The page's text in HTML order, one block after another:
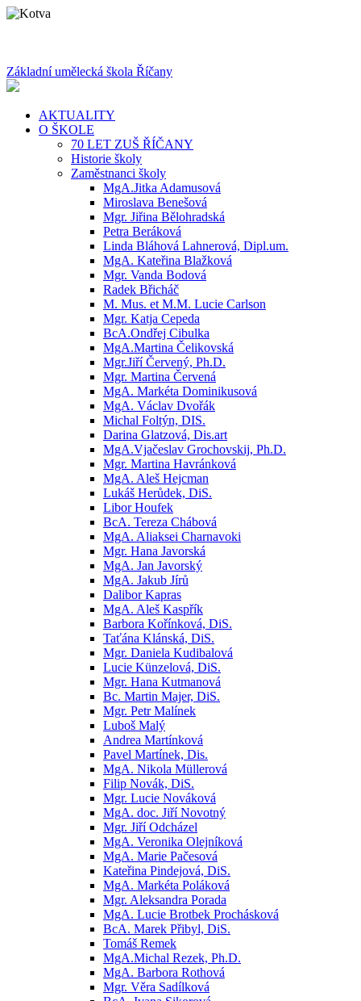
Základní umělecká škola Říčany
AKTUALITY
O ŠKOLE
70 LET ZUŠ ŘÍČANY
Historie školy
Zaměstnanci školy
MgA.Jitka Adamusová
Miroslava Benešová
Mgr. Jiřina Bělohradská
Petra Beráková
Linda Bláhová Lahnerová, Dipl.um.
MgA. Kateřina Blažková
Mgr. Vanda Bodová
Radek Břicháč
M. Mus. et M.M. Lucie Carlson
Mgr. Katja Cepeda
BcA.Ondřej Cibulka
MgA.Martina Čelikovská
Mgr.Jiří Červený, Ph.D.
Mgr. Martina Červená
MgA. Markéta Dominikusová
MgA. Václav Dvořák
Michal Foltýn, DIS.
Darina Glatzová, Dis.art
MgA.Vjačeslav Grochovskij, Ph.D.
Mgr. Martina Havránková
MgA. Aleš Hejcman
Lukáš Herůdek, DiS.
Libor Houfek
BcA. Tereza Chábová
MgA. Aliaksei Charnavoki
Mgr. Hana Javorská
MgA. Jan Javorský
MgA. Jakub Jírů
Dalibor Kapras
MgA. Aleš Kaspřík
Barbora Kořínková, DiS.
Taťána Klánská, DiS.
Mgr. Daniela Kudibalová
Lucie Künzelová, DiS.
Mgr. Hana Kutmanová
Bc. Martin Majer, DiS.
Mgr. Petr Malínek
Luboš Malý
Andrea Martínková
Pavel Martínek, Dis.
MgA. Nikola Müllerová
Filip Novák, DiS.
Mgr. Lucie Nováková
MgA. doc. Jiří Novotný
Mgr. Jiří Odcházel
MgA. Veronika Olejníková
MgA. Marie Pačesová
Kateřina Pindejová, DiS.
MgA. Markéta Poláková
Mgr. Aleksandra Porada
MgA. Lucie Brotbek Prochásková
BcA. Marek Přibyl, DiS.
Tomáš Remek
MgA.Michal Rezek, Ph.D.
MgA. Barbora Rothová
Mgr. Věra Sadílková